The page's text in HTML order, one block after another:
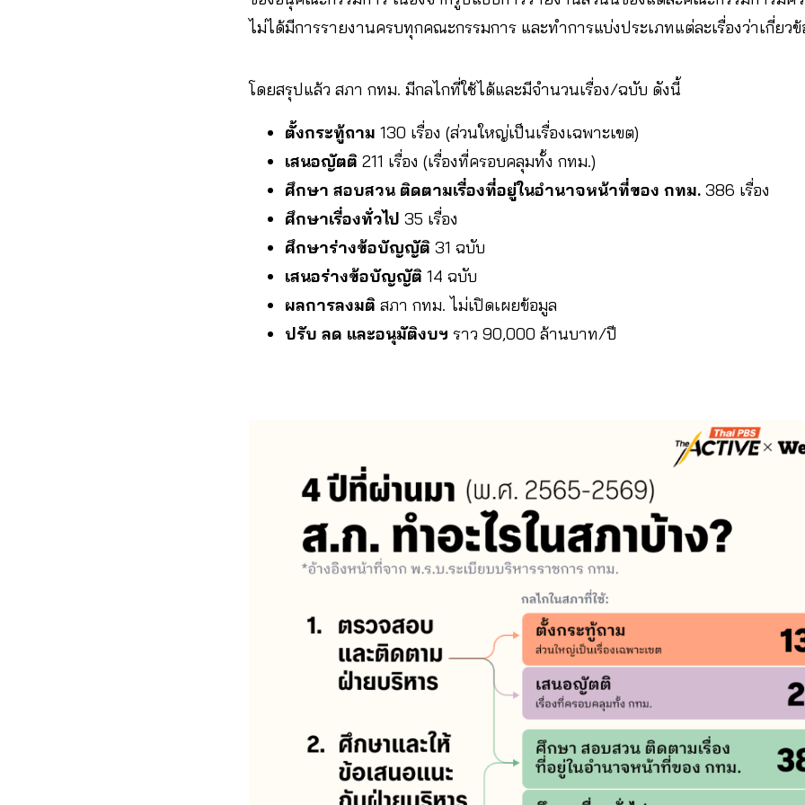
ไม่ได้มีการรายงานครบทุกคณะกรรมการ และทำการแบ่งประเภทแต่ละเรื่องว่าเกี่ยวข้
โดยสรุปแล้ว สภา กทม. มีกลไกที่ใช้ได้และมีจำนวนเรื่อง/ฉบับ ดังนี้
ตั้งกระทู้ถาม 130 เรื่อง (ส่วนใหญ่เป็นเรื่องเฉพาะเขต)
เสนอญัตติ 211 เรื่อง (เรื่องที่ครอบคลุมทั้ง กทม.)
ศึกษา สอบสวน ติดตามเรื่องที่อยู่ในอำนาจหน้าที่ของ กทม. 386 เรื่อง
ศึกษาเรื่องทั่วไป 35 เรื่อง
ศึกษาร่างข้อบัญญัติ 31 ฉบับ
เสนอร่างข้อบัญญัติ 14 ฉบับ
ผลการลงมติ สภา กทม. ไม่เปิดเผยข้อมูล
ปรับ ลด และอนุมัติงบฯ ราว 90,000 ล้านบาท/ปี